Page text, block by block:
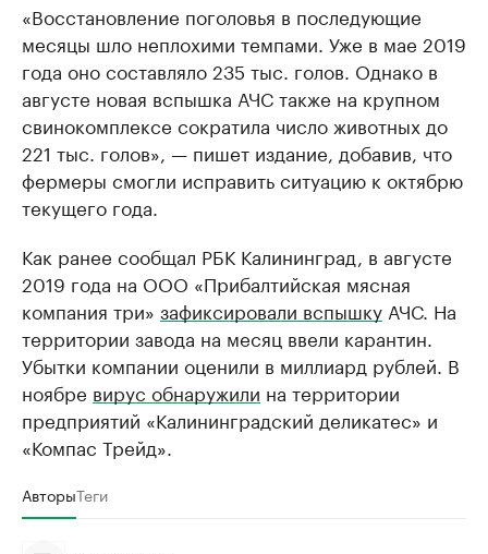
«Восстановление поголовья в последующие
месяцы шло неплохими темпами. Уже в мае 2019
года оно составляло 235 тыс. голов. Однако в
августе новая вспышка АЧС также на крупном
свинокомплексе сократила число животных до
221 тыс. голов», — пишет издание, добавив, что
фермеры смогли исправить ситуацию к октябрю
текущего года.
Как ранее сообщал РБК Калининград, в августе
2019 года на ООО «Прибалтийская мясная
компания три» зафиксировали вспышку АЧС. На
территории завода на месяц ввели карантин.
Убытки компании оценили в миллиард рублей. В
ноябре вирус обнаружили на территории
предприятий «Калининградский деликатес» и
«Компас Трейд».
АвторыТеги